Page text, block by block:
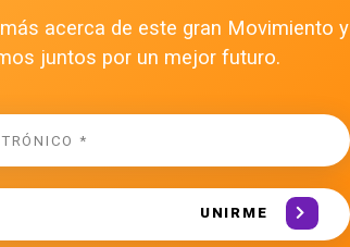
acerca de este gran Movimiento y
juntos por un mejor futuro.
UNIRME